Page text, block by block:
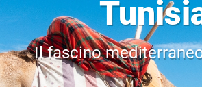
Il fascino